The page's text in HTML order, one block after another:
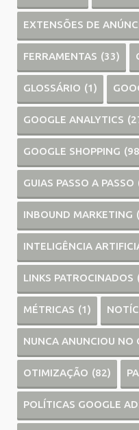
EXTENSÕES DE
FERRAMENTAS (33)
GLOSSÁRIO (1)
GOOGLE ANALYTICS
GOOGLE SHOPPING
GUIAS PASSO A PASSO
INBOUND MARKETING
INTELIGÊNCIA
LINKS PATROCINADOS
MÉTRICAS (1)
NUNCA ANUNCIOU NO
OTIMIZAÇÃO (82)
POLÍTICAS GOOGLE